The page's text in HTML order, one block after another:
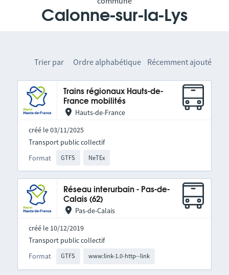
Calonne-sur-la-Lys
Trier par Ordre alphabétique Récemment ajouté
Trains régionaux Hauts-de-
France mobilités
Hauts-de-France
créé le 03/11/2025
Format GTFS NeTEx
Transport public collectif
Réseau interurbain - Pas-de-
Calais (62)
Pas-de-Calais
créé le 10/12/2019
Format GTFS www:link-1.0-http--link
Transport public collectif